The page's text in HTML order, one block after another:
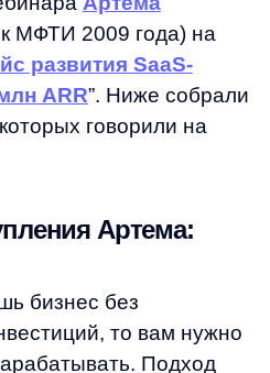
Артема:
без
то вам нужно
Подход
AnyQuery
2 млн руб. еще
первую строчку